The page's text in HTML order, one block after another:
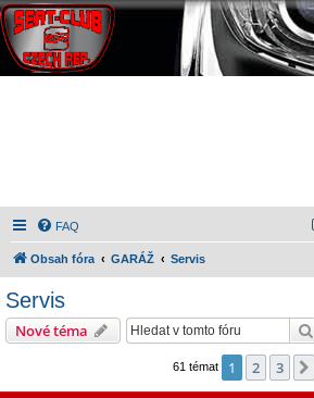
FAQ
Obsah fóra GARÁŽ Servis
Servis
Nové téma
61 témat 1 2 3